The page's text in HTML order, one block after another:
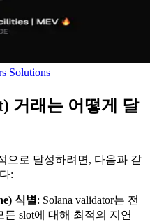
Solutions
거래는 어떻게 달
으로 달성하려면, 다음과 같
:
식별 : Solana validator는 전
slot에 대해 최적의 지연